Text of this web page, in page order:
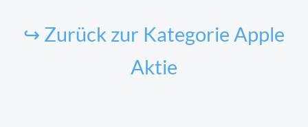
↪ Zurück zur Kategorie Apple
Aktie